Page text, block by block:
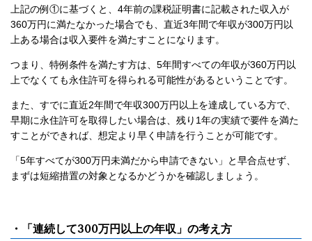
上記の例①に基づくと、4年前の課税証明書に記載された収入が
360万円に満たなかった場合でも、直近3年間で年収が300万円以
上ある場合は収入要件を満たすことになります。
つまり、特例条件を満たす方は、5年間すべての年収が360万円以
上でなくても永住許可を得られる可能性があるということです。
また、すでに直近2年間で年収300万円以上を達成している方で、
早期に永住許可を取得したい場合は、残り1年の実績で要件を満た
すことができれば、想定より早く申請を行うことが可能です。
「5年すべてが300万円未満だから申請できない」と早合点せず、
まずは短縮措置の対象となるかどうかを確認しましょう。
・「連続して300万円以上の年収」の考え方